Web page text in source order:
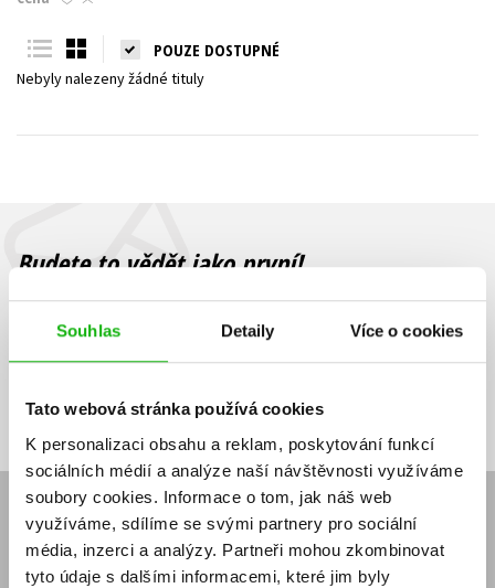
Souhlas Detaily Více o cookies
Tato webová stránka používá cookies
K personalizaci obsahu a reklam, poskytování funkcí
sociálních médií a analýze naší návštěvnosti využíváme
soubory cookies. Informace o tom, jak náš web
využíváme, sdílíme se svými partnery pro sociální
média, inzerci a analýzy. Partneři mohou zkombinovat
tyto údaje s dalšími informacemi, které jim byly
Young adult (SK)
Všechny tituly
POUZE DOSTUPNÉ
Nebyly nalezeny žádné tituly
Budete to vědět jako první!
Zajímá Vás, jaký knižní hit právě vychází, na jaké zboží je výhodná
sleva, jaká běží soutěž o ceny? Přihlášením k odběru našich e-
souhlasíte se zpracováním osobních údajů
mailová
adresa
mailová
adresa
Vaše e-mailová adresa Přihlásit se
E-SHOP
Aktuality
Naši autoři
Knižní novinky
Dárkové poukazy